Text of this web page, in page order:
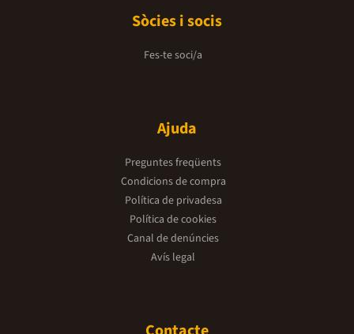
Sòcies i socis
Fes-te soci/a
Ajuda
Preguntes freqüents
Condicions de compra
Política de privadesa
Política de cookies
Canal de denúncies
Avís legal